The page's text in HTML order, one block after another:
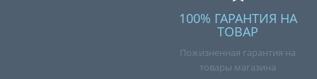
100% ГАРАНТИЯ НА
ТОВАР
Пожизненная гарантия на
товары магазина